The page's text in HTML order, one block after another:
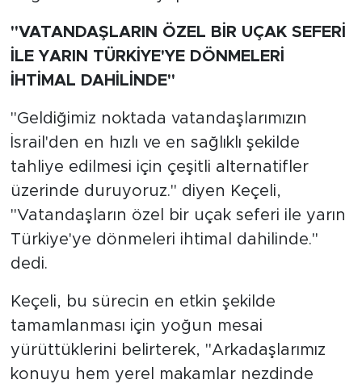
"VATANDAŞLARIN ÖZEL BİR UÇAK SEFERİ
İLE YARIN TÜRKİYE'YE DÖNMELERİ
İHTİMAL DAHİLİNDE"
"Geldiğimiz noktada vatandaşlarımızın
İsrail'den en hızlı ve en sağlıklı şekilde
tahliye edilmesi için çeşitli alternatifler
üzerinde duruyoruz." diyen Keçeli,
"Vatandaşların özel bir uçak seferi ile yarın
Türkiye'ye dönmeleri ihtimal dahilinde."
dedi.
Keçeli, bu sürecin en etkin şekilde
tamamlanması için yoğun mesai
yürüttüklerini belirterek, "Arkadaşlarımız
konuyu hem yerel makamlar nezdinde